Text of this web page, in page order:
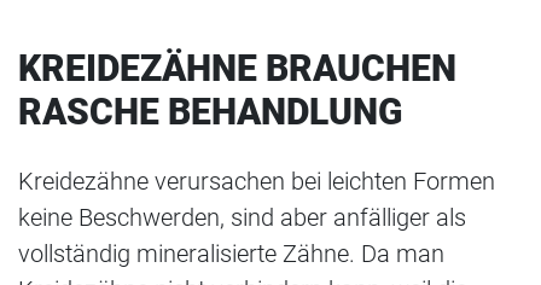
KREIDEZÄHNE BRAUCHEN
RASCHE BEHANDLUNG
Kreidezähne verursachen bei leichten Formen
keine Beschwerden, sind aber anfälliger als
vollständig mineralisierte Zähne. Da man